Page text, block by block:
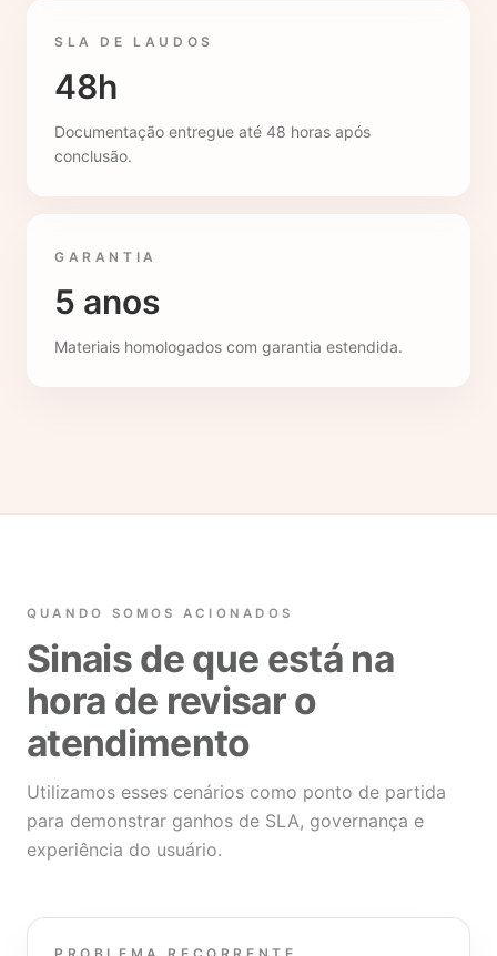
SLA DE LAUDOS
48h
Documentação entregue até 48 horas após
conclusão.
GARANTIA
5 anos
Materiais homologados com garantia estendida.
QUANDO SOMOS ACIONADOS
Sinais de que está na
hora de revisar o
atendimento
Utilizamos esses cenários como ponto de partida
para demonstrar ganhos de SLA, governança e
experiência do usuário.